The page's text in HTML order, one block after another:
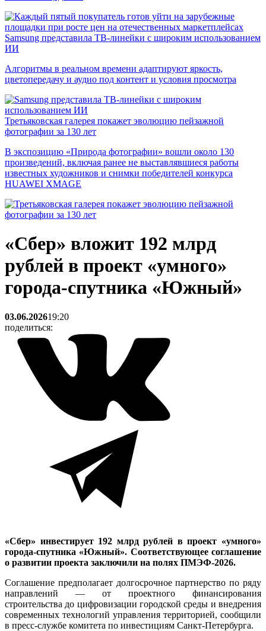
Samsung представила ТВ-линейки с широким использованием
ИИ
Алгоритмы в реальном времени адаптируют яркость,
цветопередачу и аудио под контент и условия просмотра
Третьяковская галерея покажет эволюцию пейзажной
фотографии за 130 лет
В экспозицию «Природа фотографии» вошли около 130
произведений, включая ранее не выставлявшиеся работы
известных художников и снимки победителей конкурса
HUAWEI XMAGE
«Сбер» вложит 192 млрд
рублей в проект «умного»
города-спутника «Южный»
03.06.202619:20
поделиться:
«Сбер» инвестирует 192 млрд рублей в проект «умного»
города-спутника «Южный». Соответствующее соглашение
о развитии проекта заключили на полях ПМЭФ-2026.
Соглашение предполагает долгосрочное партнерство по ряду
направлений — от проектного финансирования
строительства до цифровизации городской среды и внедрения
современных технологий управления территорией, сообщили
в пресс-службе комитета по инвестициям Санкт-Петербурга.